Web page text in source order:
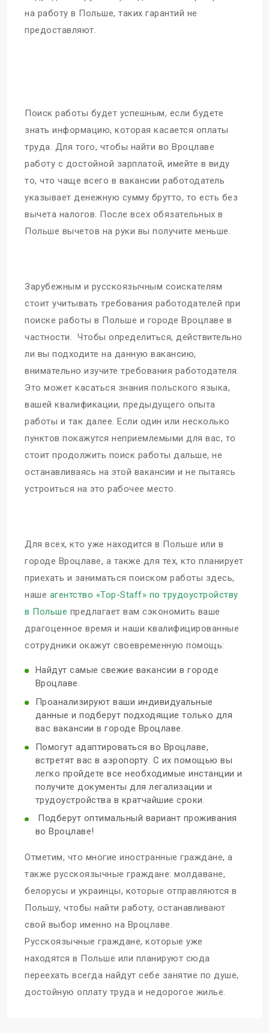
на работу в Польше, таких гарантий не
предоставляют.
Поиск работы будет успешным, если будете
знать информацию, которая касается оплаты
труда. Для того, чтобы найти во Вроцлаве
работу с достойной зарплатой, имейте в виду
то, что чаще всего в вакансии работодатель
указывает денежную сумму брутто, то есть без
вычета налогов. После всех обязательных в
Польше вычетов на руки вы получите меньше.
Зарубежным и русскоязычным соискателям
стоит учитывать требования работодателей при
поиске работы в Польше и городе Вроцлаве в
частности. Чтобы определиться, действительно
ли вы подходите на данную вакансию,
внимательно изучите требования работодателя.
Это может касаться знания польского языка,
вашей квалификации, предыдущего опыта
работы и так далее. Если один или несколько
пунктов покажутся неприемлемыми для вас, то
стоит продолжить поиск работы дальше, не
останавливаясь на этой вакансии и не пытаясь
устроиться на это рабочее место.
Для всех, кто уже находится в Польше или в
городе Вроцлаве, а также для тех, кто планирует
приехать и заниматься поиском работы здесь,
наше агентство «Top-Staff» по трудоустройству
в Польше предлагает вам сэкономить ваше
драгоценное время и наши квалифицированные
сотрудники окажут своевременную помощь:
Найдут самые свежие вакансии в городе
Вроцлаве.
Проанализируют ваши индивидуальные
данные и подберут подходящие только для
вас вакансии в городе Вроцлаве.
Помогут адаптироваться во Вроцлаве,
встретят вас в аэропорту. С их помощью вы
легко пройдете все необходимые инстанции и
получите документы для легализации и
трудоустройства в кратчайшие сроки.
Подберут оптимальный вариант проживания
во Вроцлаве!
Отметим, что многие иностранные граждане, а
также русскоязычные граждане: молдаване,
белорусы и украинцы, которые отправляются в
Польшу, чтобы найти работу, останавливают
свой выбор именно на Вроцлаве.
Русскоязычные граждане, которые уже
находятся в Польше или планируют сюда
переехать всегда найдут себе занятие по душе,
достойную оплату труда и недорогое жилье.